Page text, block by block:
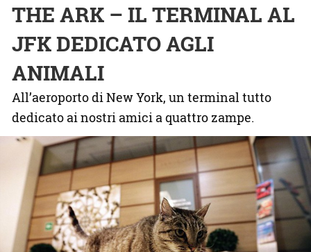
THE ARK – IL TERMINAL AL
JFK DEDICATO AGLI
ANIMALI
All’aeroporto di New York, un terminal tutto
dedicato ai nostri amici a quattro zampe.